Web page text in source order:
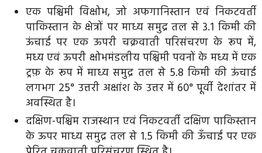
एक पश्चिमी विक्षोभ, जो अफगानिस्तान एवं निकटवर्ती
पाकिस्तान के क्षेत्रों पर माध्य समुद्र तल से 3.1 किमी की
ऊंचाई पर एक ऊपरी चक्रवाती परिसंचरण के रूप में,
मध्य एवं ऊपरी क्षोभमंडलीय पश्चिमी पवनों के मध्य में एक
ट्रफ़ के रूप में माध्य समुद्र तल से 5.8 किमी की ऊंचाई
लगभग 25° उत्तरी अक्षांश के उत्तर में 60° पूर्वी देशांतर में
अवस्थित है।
दक्षिण-पश्चिम राजस्थान एवं निकटवर्ती दक्षिण पाकिस्तान
के ऊपर माध्य समुद्र तल से 1.5 किमी की ऊँचाई पर एक